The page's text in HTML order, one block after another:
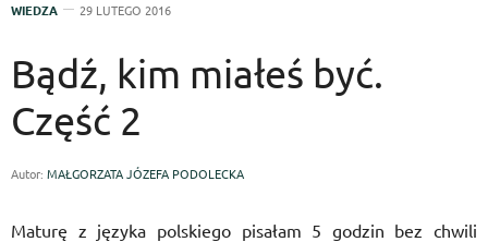
WIEDZA 29 LUTEGO 2016
Bądź, kim miałeś być.
Część 2
Autor: MAŁGORZATA JÓZEFA PODOLECKA
Maturę z języka polskiego pisałam 5 godzin bez chwili